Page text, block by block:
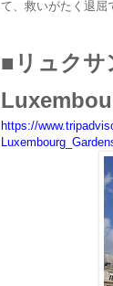
て、救いがたく退屈
■ リュクサ
https://